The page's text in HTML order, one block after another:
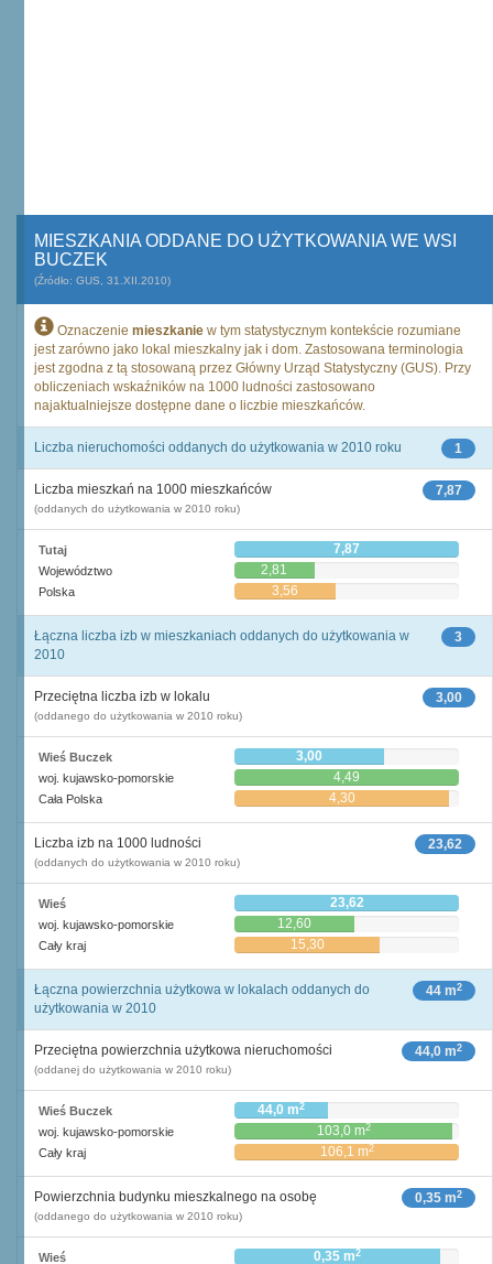
MIESZKANIA ODDANE DO UŻYTKOWANIA WE WSI
BUCZEK
(Źródło: GUS, 31.XII.2010)
Oznaczenie mieszkanie w tym statystycznym kontekście rozumiane
jest zarówno jako lokal mieszkalny jak i dom. Zastosowana terminologia
jest zgodna z tą stosowaną przez Główny Urząd Statystyczny (GUS). Przy
obliczeniach wskaźników na 1000 ludności zastosowano
najaktualniejsze dostępne dane o liczbie mieszkańców.
1
Liczba nieruchomości oddanych do użytkowania w 2010 roku
7,87
Liczba mieszkań na 1000 mieszkańców
(oddanych do użytkowania w 2010 roku)
Tutaj 7,87
Województwo 2,81
Polska 3,56
3
Łączna liczba izb w mieszkaniach oddanych do użytkowania w
2010
3,00
Przeciętna liczba izb w lokalu
(oddanego do użytkowania w 2010 roku)
Wieś Buczek 3,00
woj. kujawsko-pomorskie 4,49
Cała Polska 4,30
23,62
Liczba izb na 1000 ludności
(oddanych do użytkowania w 2010 roku)
Wieś 23,62
woj. kujawsko-pomorskie 12,60
Cały kraj 15,30
44 m2
Łączna powierzchnia użytkowa w lokalach oddanych do
użytkowania w 2010
44,0 m2
Przeciętna powierzchnia użytkowa nieruchomości
(oddanej do użytkowania w 2010 roku)
Wieś Buczek 44,0 m2
woj. kujawsko-pomorskie 103,0 m2
Cały kraj 106,1 m2
0,35 m2
Powierzchnia budynku mieszkalnego na osobę
(oddanego do użytkowania w 2010 roku)
Wieś 0,35 m2